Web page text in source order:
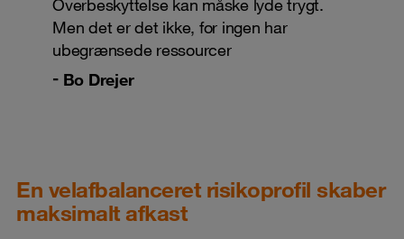
Overbeskyttelse kan måske lyde trygt.
Men det er det ikke, for ingen har
ubegrænsede ressourcer
Bo Drejer
En velafbalanceret risikoprofil skaber
maksimalt afkast